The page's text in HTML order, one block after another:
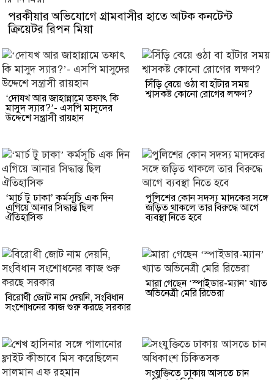
পরকীয়ার অভিযোগে গ্রামবাসীর হাতে আটক কনটেন্ট
ক্রিয়েটর রিপন মিয়া
‘দোযখ আর জাহান্নামে তফাৎ কি
মাসুদ স্যার?’- এসপি মাসুদের
উদ্দেশে সন্ত্রাসী রায়হান
সিঁড়ি বেয়ে ওঠা বা হাঁটার সময়
শ্বাসকষ্ট কোনো রোগের লক্ষণ?
‘মার্চ টু ঢাকা’ কর্মসূচি এক দিন
এগিয়ে আনার সিদ্ধান্ত ছিল
ঐতিহাসিক
পুলিশের কোন সদস্য মাদকের সঙ্গে
জড়িত থাকলে তার বিরুদ্ধে আগে
ব্যবস্থা নিতে হবে
বিরোধী জোট নাম দেয়নি, সংবিধান
সংশোধনের কাজ শুরু করছে সরকার
মারা গেছেন ‘স্পাইডার-ম্যান’ খ্যাত
অভিনেত্রী মেরি রিভেরা
সংযুক্তিতে ঢাকায় আসতে চান